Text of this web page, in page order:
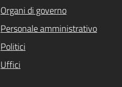
Organi di governo
Personale amministrativo
Politici
Uffici